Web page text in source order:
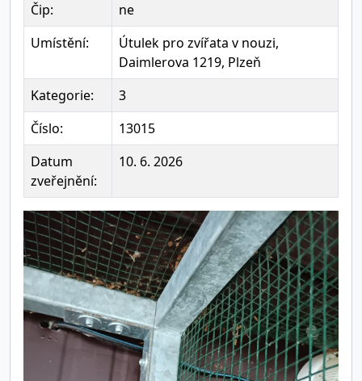
Čip:
ne
Umístění:
Útulek pro zvířata v nouzi,
Daimlerova 1219, Plzeň
Kategorie:
3
Číslo:
13015
Datum
zveřejnění:
10. 6. 2026